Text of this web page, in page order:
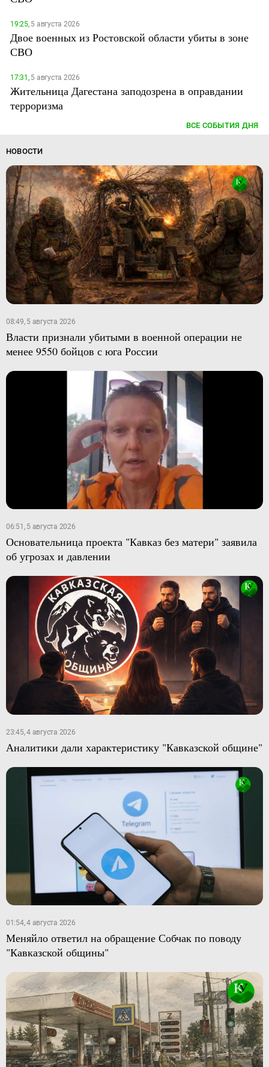
19:25,5 августа 2026
Двое военных из Ростовской области убиты в зоне
СВО
17:31,5 августа 2026
Жительница Дагестана заподозрена в оправдании
терроризма
ВСЕ СОБЫТИЯ ДНЯ
НОВОСТИ
08:49, 5 августа 2026
Власти признали убитыми в военной операции не
менее 9550 бойцов с юга России
06:51, 5 августа 2026
Основательница проекта "Кавказ без матери" заявила
об угрозах и давлении
23:45, 4 августа 2026
Аналитики дали характеристику "Кавказской общине"
01:54, 4 августа 2026
Меняйло ответил на обращение Собчак по поводу
"Кавказской общины"